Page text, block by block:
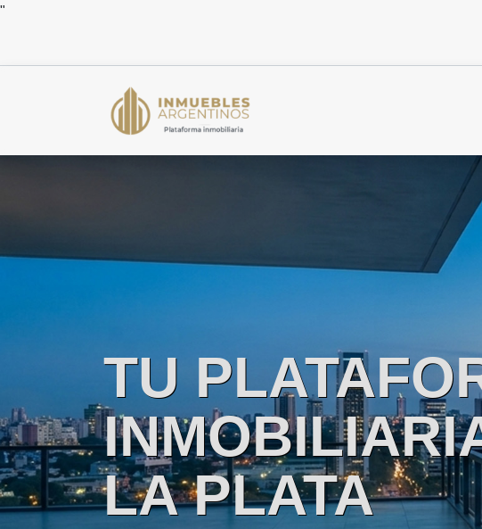
"
TU
LA PLATA